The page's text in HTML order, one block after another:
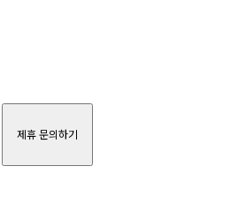
제휴 문의하기